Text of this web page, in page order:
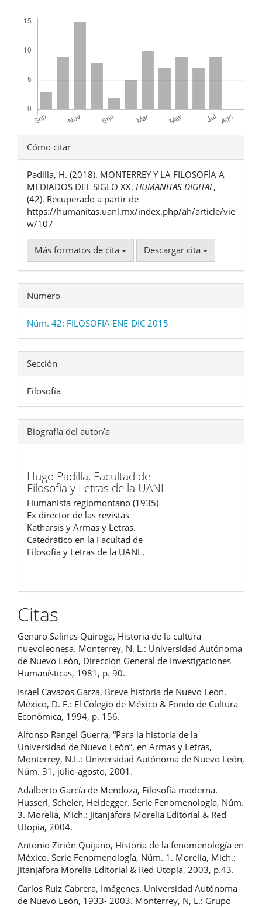
Detalles
del
artículo
Cómo citar
Padilla, H. (2018). MONTERREY Y LA FILOSOFÍA A
MEDIADOS DEL SIGLO XX. HUMANITAS DIGITAL,
(42). Recuperado a partir de
https://humanitas.uanl.mx/index.php/ah/article/vie
w/107
Más formatos de cita Descargar cita
Número
Núm. 42: FILOSOFIA ENE-DIC 2015
Sección
Filosofía
Biografía del autor/a
Hugo Padilla, Facultad de
Filosofía y Letras de la UANL
Humanista regiomontano (1935)
Ex director de las revistas
Katharsis y Armas y Letras.
Catedrático en la Facultad de
Filosofía y Letras de la UANL.
Citas
Genaro Salinas Quiroga, Historia de la cultura
nuevoleonesa. Monterrey, N. L.: Universidad Autónoma
de Nuevo León, Dirección General de Investigaciones
Humanísticas, 1981, p. 90.
Israel Cavazos Garza, Breve historia de Nuevo León.
México, D. F.: El Colegio de México & Fondo de Cultura
Económica, 1994, p. 156.
Alfonso Rangel Guerra, “Para la historia de la
Universidad de Nuevo León”, en Armas y Letras,
Monterrey, N.L.: Universidad Autónoma de Nuevo León,
Núm. 31, julio-agosto, 2001.
Adalberto García de Mendoza, Filosofía moderna.
Husserl, Scheler, Heidegger. Serie Fenomenología, Núm.
3. Morelia, Mich.: Jitanjáfora Morelia Editorial & Red
Utopía, 2004.
Antonio Zirión Quijano, Historia de la fenomenología en
México. Serie Fenomenología, Núm. 1. Morelia, Mich.:
Jitanjáfora Morelia Editorial & Red Utopía, 2003, p.43.
Carlos Ruiz Cabrera, Imágenes. Universidad Autónoma
de Nuevo León, 1933- 2003. Monterrey, N, L.: Grupo